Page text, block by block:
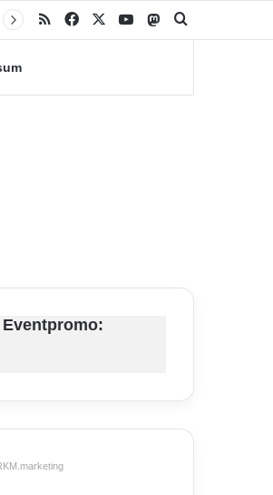
RSS Facebook YouTubeMastodon
Eventpromo: